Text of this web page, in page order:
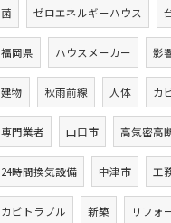
菌 ゼロエネルギーハウス
福岡県 ハウスメーカー 影
建物 秋雨前線 人体 カ
専門業者 山口市 高気密高
24時間換気設備 中津市 工
カビトラブル 新築 リフォ